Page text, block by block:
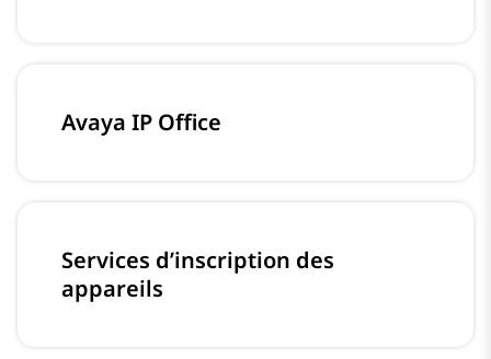
Avaya IP Office
Services d’inscription des
appareils